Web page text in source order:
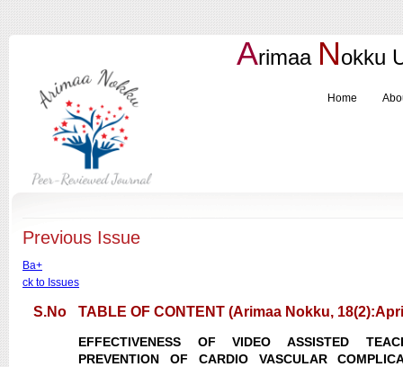
Arimaa Nokku
Home
Previous Issue
Ba+
ck to Issues
S.No TABLE OF CONTENT (Arimaa Nokku,
EFFECTIVENESS OF VIDEO ASSISTED
PREVENTION OF CARDIO VASCULAR